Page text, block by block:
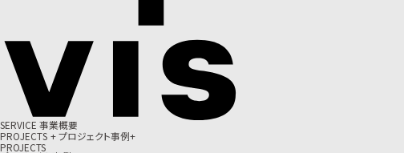
SERVICE 事業概要
PROJECTS +プロジェクト事例+
PROJECTS